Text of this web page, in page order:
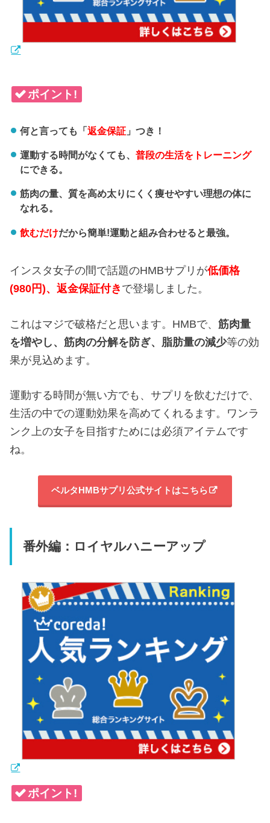
ポイント!
何と言っても「返金保証」つき！
運動する時間がなくても、 普段の生活をトレーニング
にできる。
筋肉の量、質を高め太りにくく痩せやすい理想の体に
なれる。
飲むだけだから簡単!運動と組み合わせると最強。
インスタ女子の間で話題のHMBサプリが低価格
(980円)、返金保証付き で登場しました。
これはマジで破格だと思います。HMBで、筋肉量
を増やし、筋肉の分解を防ぎ、 脂肪量の減少等の効
果が見込めます。
運動する時間が無い方でも、サプリを飲むだけで、
生活の中での運動効果を高めてくれるます。ワンラ
ンク上の女子を目指すためには必須アイテムです
ね。
ベルタHMBサプリ公式サイトはこちら
番外編：ロイヤルハニーアップ
ポイント!